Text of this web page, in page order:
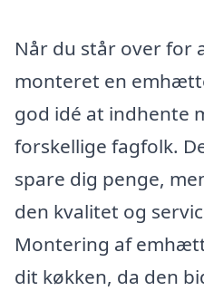
Når du står over for
monteret en
god idé at indhente
forskellige fagfolk.
spare dig penge,
den kvalitet og
Montering af
dit køkken, da den